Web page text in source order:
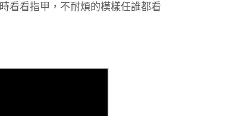
看看指甲，不耐煩的模樣任誰都看